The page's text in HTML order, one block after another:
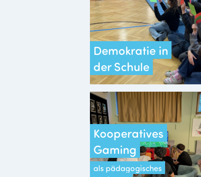
Demokratie in
der Schule
Kooperatives
Gaming
als pädagogisches